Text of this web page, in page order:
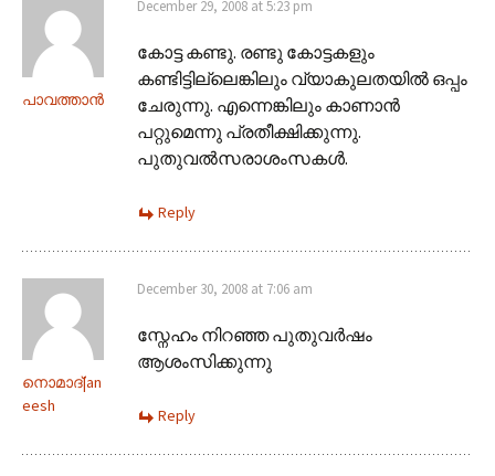
പാവത്താൻ
December 29, 2008 at 5:23 pm
കോട്ട കണ്ടു. രണ്ടു കോട്ടകളും
കണ്ടിട്ടില്ലെങ്കിലും വ്യാകുലതയിൽ ഒപ്പം
ചേരുന്നു. എന്നെങ്കിലും കാണാൻ
പറ്റുമെന്നു പ്രതീക്ഷിക്കുന്നു.
പുതുവൽസരാശംസകൾ.
Reply
നൊമാദ്|an
eesh
December 30, 2008 at 7:06 am
സ്നേഹം നിറഞ്ഞ പുതുവര്‍ഷം
ആശംസിക്കുന്നു
Reply